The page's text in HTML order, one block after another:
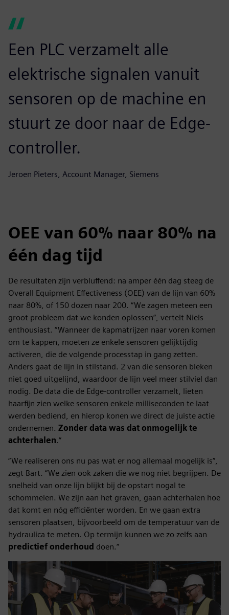
Een PLC verzamelt alle
elektrische signalen vanuit
sensoren op de machine en
stuurt ze door naar de Edge-
controller.
Jeroen Pieters, Account Manager, Siemens
OEE van 60% naar 80% na
één dag tijd
De resultaten zijn verbluffend: na amper één dag steeg de
Overall Equipment Effectiveness (OEE) van de lijn van 60%
naar 80%, of 150 dozen naar 200. “We zagen meteen een
groot probleem dat we konden oplossen”, vertelt Niels
enthousiast. “Wanneer de kapmatrijzen naar voren komen
om te kappen, moeten ze enkele sensoren gelijktijdig
activeren, die de volgende processtap in gang zetten.
Anders gaat de lijn in stilstand. 2 van die sensoren bleken
niet goed uitgelijnd, waardoor de lijn veel meer stilviel dan
nodig. De data die de Edge-controller verzamelt, lieten
haarfijn zien welke sensoren enkele milliseconden te laat
werden bediend, en hierop konen we direct de juiste actie
ondernemen. Zonder data was dat onmogelijk te
achterhalen.”
“We realiseren ons nu pas wat er nog allemaal mogelijk is”,
zegt Bart. “We zien ook zaken die we nog niet begrijpen. De
snelheid van onze lijn blijkt bij de opstart nogal te
schommelen. We zijn aan het graven, gaan achterhalen hoe
dat komt en nóg efficiënter worden. En we gaan extra
sensoren plaatsen, bijvoorbeeld om de temperatuur van de
hydraulica te meten. Op termijn kunnen we zo zelfs aan
predictief onderhoud doen.”